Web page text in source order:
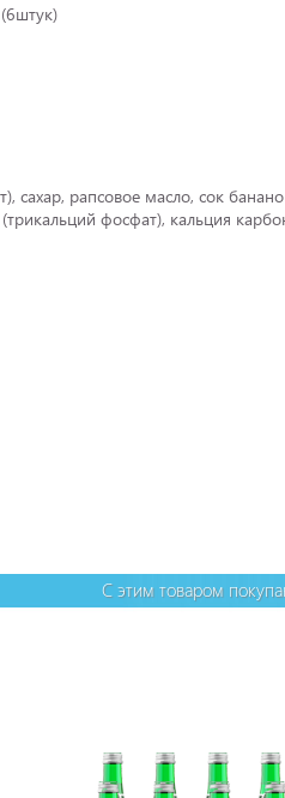
сахар, рапсовое масло, сок
фосфат), кальция
С этим товаром